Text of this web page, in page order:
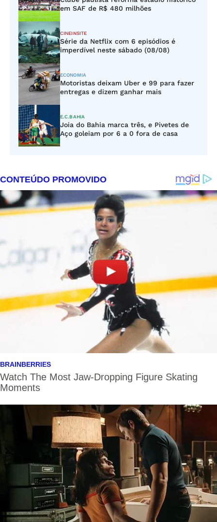
em SAF de R$ 480 milhões
CINEINSITE
Série da Netflix com 6 episódios é
imperdível neste sábado (08/08)
ECONOMIA
Motoristas deixam Uber e 99 para fazer
entregas e dizem ganhar mais
E.C.BAHIA
Joia do Bahia marca três, e Pivetes de
Aço goleiam por 6 a 0 fora de casa